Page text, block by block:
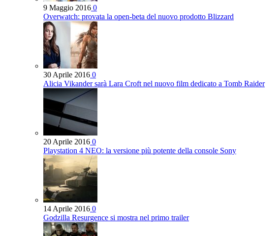
9 Maggio 2016 0
Overwatch: provata la open-beta del nuovo prodotto Blizzard
30 Aprile 2016 0
Alicia Vikander sarà Lara Croft nel nuovo film dedicato a Tomb Raider
20 Aprile 2016 0
Playstation 4 NEO: la versione più potente della console Sony
14 Aprile 2016 0
Godzilla Resurgence si mostra nel primo trailer